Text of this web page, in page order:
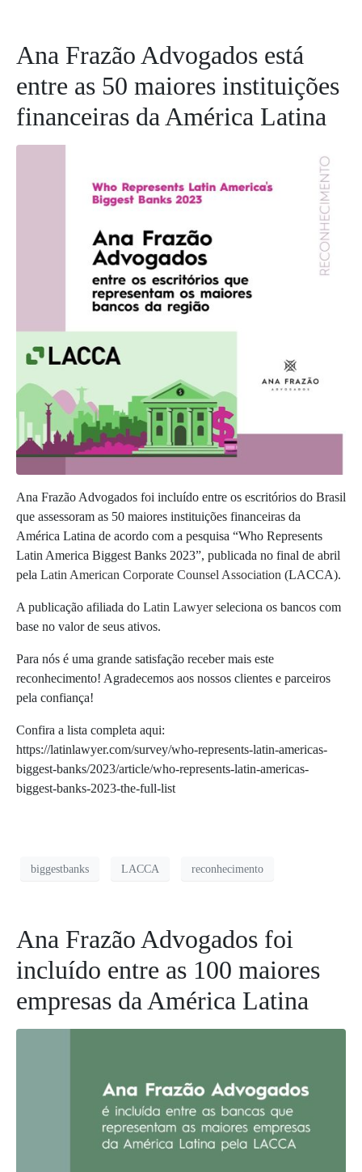
Ana Frazão Advogados está
entre as 50 maiores instituições
financeiras da América Latina
Ana Frazão Advogados foi incluído entre os escritórios do Brasil
que assessoram as 50 maiores instituições financeiras da
América Latina de acordo com a pesquisa “Who Represents
Latin America Biggest Banks 2023”, publicada no final de abril
pela Latin American Corporate Counsel Association (LACCA).
A publicação afiliada do Latin Lawyerseleciona os bancos com
base no valor de seus ativos.
Para nós é uma grande satisfação receber mais este
reconhecimento! Agradecemos aos nossos clientes e parceiros
pela confiança!
Confira a lista completa aqui:
https://latinlawyer.com/survey/who-represents-latin-americas-
biggest-banks/2023/article/who-represents-latin-americas-
biggest-banks-2023-the-full-list
biggestbanks LACCA reconhecimento
Ana Frazão Advogados foi
incluído entre as 100 maiores
empresas da América Latina